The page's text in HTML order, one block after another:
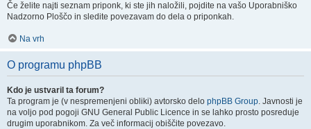
Če želite najti seznam priponk, ki ste jih naložili, pojdite na vašo Uporabniško
Nadzorno Ploščo in sledite povezavam do dela o priponkah.
Na vrh
O programu phpBB
Kdo je ustvaril ta forum?
Ta program je (v nespremenjeni obliki) avtorsko delo phpBB Group. Javnosti je
na voljo pod pogoji GNU General Public Licence in se lahko prosto posreduje
drugim uporabnikom. Za več informacij obiščite povezavo.